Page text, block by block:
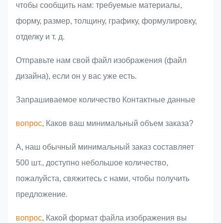
чтобы сообщить нам: требуемые материалы,
форму, размер, толщину, графику, формулировку,
отделку и т. д.
Отправьте нам свой файл изображения (файл
дизайна), если он у вас уже есть.
Запрашиваемое количество Контактные данные
вопрос, Каков ваш минимальный объем заказа?
A, наш обычный минимальный заказ составляет
500 шт., доступно небольшое количество,
пожалуйста, свяжитесь с нами, чтобы получить
предложение.
вопрос, Какой формат файла изображения вы